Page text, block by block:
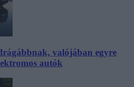
valójában egyre
autók